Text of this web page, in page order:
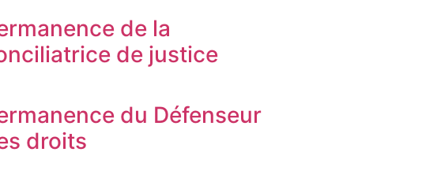
de la
de justice
du Défenseur
droits